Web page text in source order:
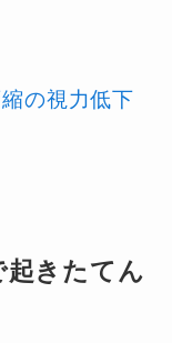
の視力低下
起きたてん